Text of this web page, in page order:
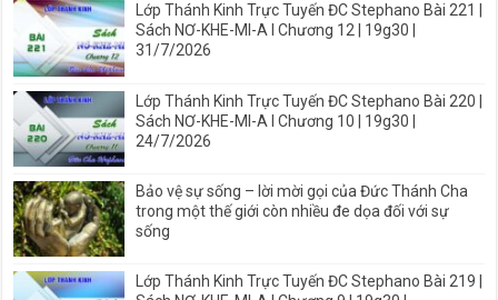
Lớp Thánh Kinh Trực Tuyến ĐC Stephano Bài 221 |
Sách NƠ-KHE-MI-A I Chương 12 | 19g30 |
31/7/2026
Lớp Thánh Kinh Trực Tuyến ĐC Stephano Bài 220 |
Sách NƠ-KHE-MI-A I Chương 10 | 19g30 |
24/7/2026
Bảo vệ sự sống – lời mời gọi của Đức Thánh Cha
trong một thế giới còn nhiều đe dọa đối với sự
sống
Lớp Thánh Kinh Trực Tuyến ĐC Stephano Bài 219 |